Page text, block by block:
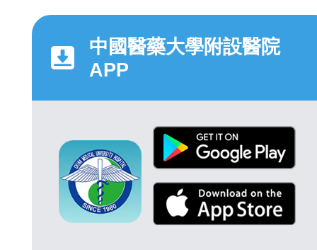
中國醫藥大學附設醫院
APP